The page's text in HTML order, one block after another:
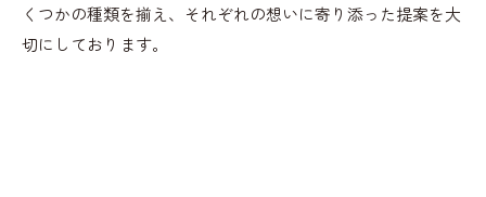
くつかの種類を揃え、それぞれの想いに寄り添った提案を大
切にしております。